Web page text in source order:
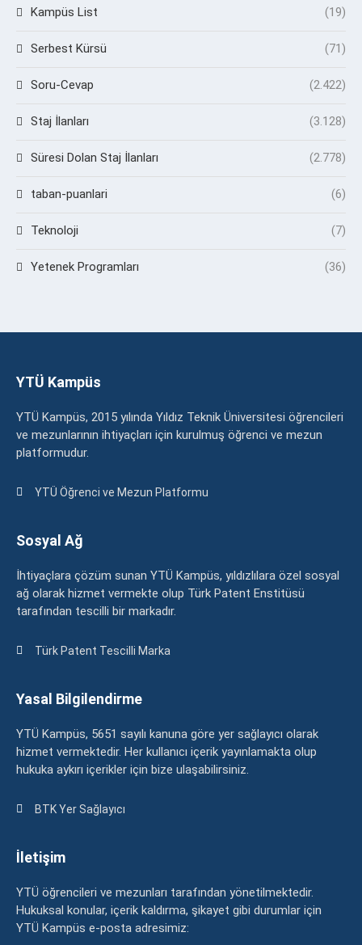
Kampüs List (19)
Serbest Kürsü (71)
Soru-Cevap (2.422)
Staj İlanları (3.128)
Süresi Dolan Staj İlanları (2.778)
taban-puanlari (6)
Teknoloji (7)
Yetenek Programları (36)
YTÜ Kampüs
YTÜ Kampüs, 2015 yılında Yıldız Teknik Üniversitesi öğrencileri
ve mezunlarının ihtiyaçları için kurulmuş öğrenci ve mezun
platformudur.
YTÜ Öğrenci ve Mezun Platformu
Sosyal Ağ
İhtiyaçlara çözüm sunan YTÜ Kampüs, yıldızlılara özel sosyal
ağ olarak hizmet vermekte olup Türk Patent Enstitüsü
tarafından tescilli bir markadır.
Türk Patent Tescilli Marka
Yasal Bilgilendirme
YTÜ Kampüs, 5651 sayılı kanuna göre yer sağlayıcı olarak
hizmet vermektedir. Her kullanıcı içerik yayınlamakta olup
hukuka aykırı içerikler için bize ulaşabilirsiniz.
BTK Yer Sağlayıcı
İletişim
YTÜ öğrencileri ve mezunları tarafından yönetilmektedir.
Hukuksal konular, içerik kaldırma, şikayet gibi durumlar için
YTÜ Kampüs e-posta adresimiz: